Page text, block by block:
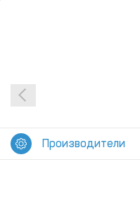
Производители